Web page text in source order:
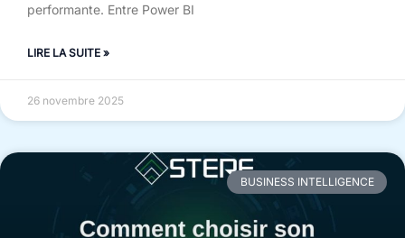
performante. Entre Power BI
LIRE LA SUITE »
26 novembre 2025
BUSINESS INTELLIGENCE